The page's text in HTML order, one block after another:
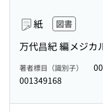
紙 図書
万代昌紀 編 メジカ
著者標目（識別子）
001349168